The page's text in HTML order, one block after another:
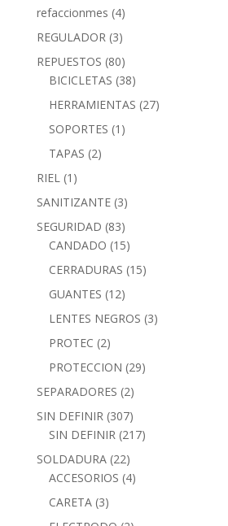
refaccionmes (4)
REGULADOR (3)
REPUESTOS (80)
BICICLETAS (38)
HERRAMIENTAS (27)
SOPORTES (1)
TAPAS (2)
RIEL (1)
SANITIZANTE (3)
SEGURIDAD (83)
CANDADO (15)
CERRADURAS (15)
GUANTES (12)
LENTES NEGROS (3)
PROTEC (2)
PROTECCION (29)
SEPARADORES (2)
SIN DEFINIR (307)
SIN DEFINIR (217)
SOLDADURA (22)
ACCESORIOS (4)
CARETA (3)